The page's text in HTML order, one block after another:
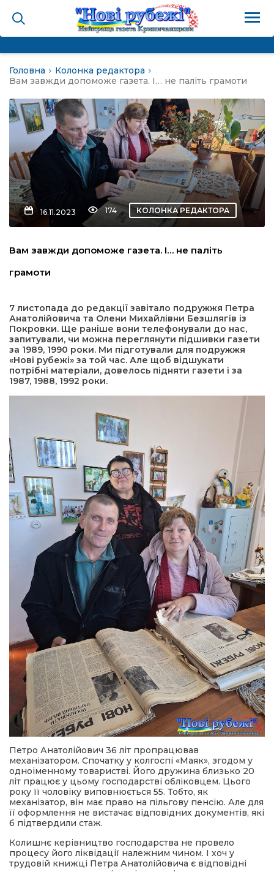
громада
пам’яті
редактора
Відповідаємо
Головна
Колонка редактора
Вам завжди допоможе газета. І… не паліть грамоти
16.11.2023 174 КОЛОНКА РЕДАКТОРА
Вам завжди допоможе газета. І… не паліть
грамоти
7 листопада до редакції завітало подружжя Петра
Анатолійовича та Олени Михайлівни Безшлягів із
Покровки. Ще раніше вони телефонували до нас,
запитували, чи можна переглянути підшивки газети
за 1989, 1990 роки. Ми підготували для подружжя
«Нові рубежі» за той час. Але щоб відшукати
потрібні матеріали, довелось підняти газети і за
1987, 1988, 1992 роки.
Петро Анатолійович 36 літ пропрацював
механізатором. Спочатку у колгоспі «Маяк», згодом у
одноіменному товаристві. Його дружина близько 20
літ працює у цьому господарстві обліковцем. Цього
року її чоловіку виповнюється 55. Тобто, як
механізатор, він має право на пільгову пенсію. Але для
її оформлення не вистачає відповідних документів, які
б підтвердили стаж.
Колишнє керівництво господарства не провело
процесу його ліквідації належним чином. І хоч у
трудовій книжці Петра Анатолійовича є відповідні